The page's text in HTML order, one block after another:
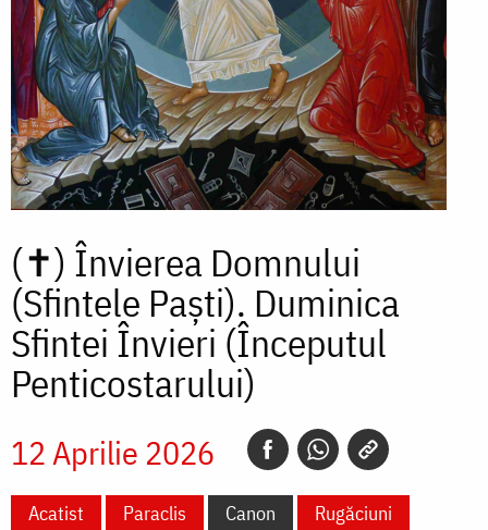
(✝) Învierea Domnului
(Sfintele Paști). Duminica
Sfintei Învieri (Începutul
Penticostarului)
12 Aprilie 2026
Acatist Paraclis Canon
Rugăciuni